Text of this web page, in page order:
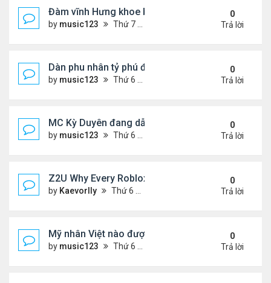
Đàm vĩnh Hưng khoe bt tại Mỹ
by music123 Thứ 7 Tháng 7 11, 2026 7:55 pm
0
Trả lời
Dàn phu nhân tỷ phú đổ bộ
by music123 Thứ 6 Tháng 7 10, 2026 8:14 pm
0
Trả lời
MC Kỳ Duyên đang dẫn gặp sự cố...
by music123 Thứ 6 Tháng 7 10, 2026 8:00 pm
0
Trả lời
Z2U Why Every Roblox Player Should Have a
by Kaevorlly Thứ 6 Tháng 7 10, 2026 7:32 pm
0
Trả lời
Mỹ nhân Việt nào được Huỳnh Hiểu Minh công
by music123 Thứ 6 Tháng 7 10, 2026 7:16 pm
0
Trả lời